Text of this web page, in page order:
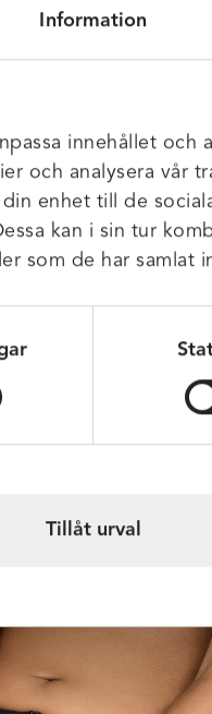
Information
innehållet och
och analysera vår
enhet till de
kan i sin tur
som de har samlat
Tillåt urval